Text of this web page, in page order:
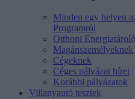
Minden egy helyen
Programról
Otthoni
Magánszemélyeknek
Cégeknek
Céges pályázat hírei
Korábbi pályázatok
Villanyautó tesztek